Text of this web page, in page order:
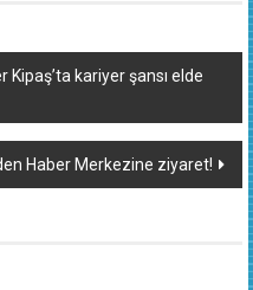
Kipaş’ta kariyer şansı elde
Haber Merkezine ziyaret!